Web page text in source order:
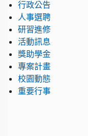
行政公告
人事選聘
研習進修
活動訊息
獎助學金
專案計畫
校園動態
重要行事